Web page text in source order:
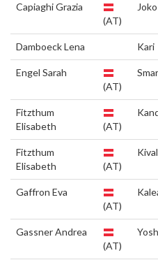
Capiaghi Grazia
(AT)
Joko
Damboeck Lena Kari
Engel Sarah
(AT)
Fitzthum
Elisabeth
(AT)
Fitzthum
Elisabeth
(AT)
Gaffron Eva
(AT)
Gassner Andrea
(AT)